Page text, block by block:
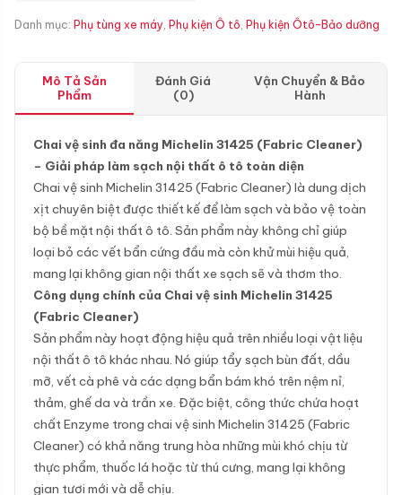
Danh mục: Phụ tùng xe máy, Phụ kiện Ô tô, Phụ kiện Ôtô-Bảo dưỡng
Mô Tả Sản
Phẩm
Đánh Giá
(0)
Vận Chuyển & Bảo
Hành
Chai vệ sinh đa năng Michelin 31425 (Fabric Cleaner)
– Giải pháp làm sạch nội thất ô tô toàn diện
Chai vệ sinh Michelin 31425 (Fabric Cleaner) là dung dịch
xịt chuyên biệt được thiết kế để làm sạch và bảo vệ toàn
bộ bề mặt nội thất ô tô. Sản phẩm này không chỉ giúp
loại bỏ các vết bẩn cứng đầu mà còn khử mùi hiệu quả,
mang lại không gian nội thất xe sạch sẽ và thơm tho.
Công dụng chính của Chai vệ sinh Michelin 31425
(Fabric Cleaner)
Sản phẩm này hoạt động hiệu quả trên nhiều loại vật liệu
nội thất ô tô khác nhau. Nó giúp tẩy sạch bùn đất, dầu
mỡ, vết cà phê và các dạng bẩn bám khó trên nệm nỉ,
thảm, ghế da và trần xe. Đặc biệt, công thức chứa hoạt
chất Enzyme trong chai vệ sinh Michelin 31425 (Fabric
Cleaner) có khả năng trung hòa những mùi khó chịu từ
thực phẩm, thuốc lá hoặc từ thú cưng, mang lại không
gian tươi mới và dễ chịu.